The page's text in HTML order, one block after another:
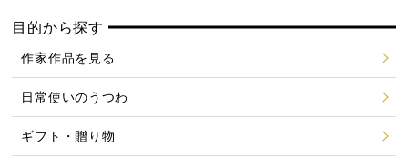
目的から探す
作家作品を見る
日常使いのうつわ
ギフト・贈り物